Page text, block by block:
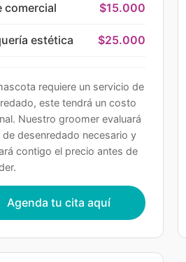
comercial $15.000
estética $25.000
requiere un servicio de
este tendrá un costo
Nuestro groomer evaluará
de desenredado necesario y
contigo el precio antes de
Agenda tu cita aquí